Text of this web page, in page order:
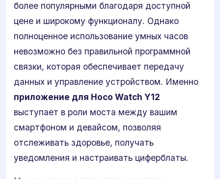
более популярными благодаря доступной
цене и широкому функционалу. Однако
полноценное использование умных часов
невозможно без правильной программной
связки, которая обеспечивает передачу
данных и управление устройством. Именно
приложение для Hoco Watch Y12
выступает в роли моста между вашим
смартфоном и девайсом, позволяя
отслеживать здоровье, получать
уведомления и настраивать циферблаты.